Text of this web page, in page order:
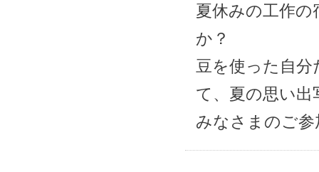
夏休みの工作
か？
豆を使った自
て、夏の思い
みなさまのご